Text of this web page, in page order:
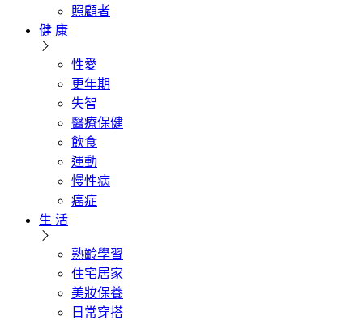
照顧者
健 康
性愛
更年期
失智
醫療保健
飲食
運動
慢性病
癌症
生 活
熟齡學習
住宅居家
美妝保養
日常穿搭